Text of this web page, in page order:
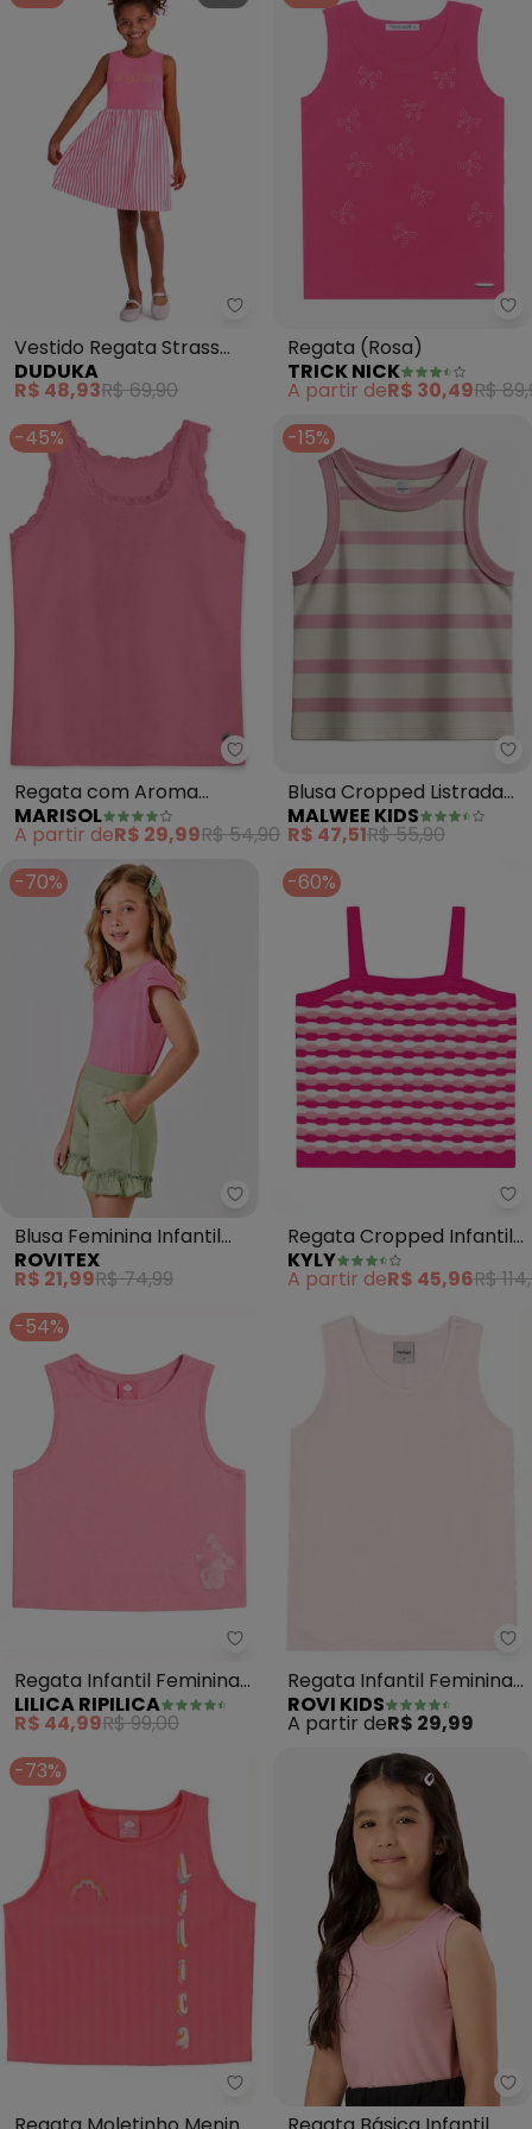
Duduka - Vestido Regata
Vestido Regata Strass
Borboleta e Saia (Rosa)
DUDUKA
R$ 48,93R$ 69,90
Regata (Rosa)
TRICK NICK
A partir deR$ 30,49R$
-45%
Marisol - Regata com Aroma
Regata com Aroma
Infantil Feminina (Rosa)
MARISOL
A partir deR$ 29,99R$ 54,90
-15%
Blusa Cropped Listrada
Canelada (Rosa Claro)
MALWEE KIDS
R$ 47,51R$ 55,90
-70%
Rovitex - Blusa Feminina
Blusa Feminina Infantil
(Rosa)
ROVITEX
R$ 21,99R$ 74,99
-60%
Regata Cropped Infantil
Menina em Tricô (Rosa)
KYLY
A partir deR$ 45,96R$
-54%
Lilica Ripilica - Regata Infantil
Regata Infantil Feminina
(Rosa)
LILICA RIPILICA
R$ 44,99R$ 99,00
Regata Infantil Feminina
(Rosa)
ROVI KIDS
A partir deR$ 29,99
-73%
Lilica Ripilica - Regata